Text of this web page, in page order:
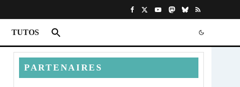
TUTOS
PARTENAIRES